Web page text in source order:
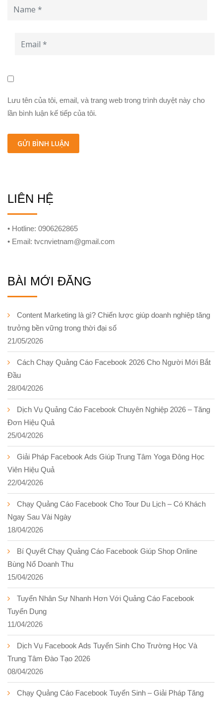
Lưu tên của tôi, email, và trang web trong trình duyệt này cho
lần bình luận kế tiếp của tôi.
LIÊN HỆ
• Hotline: 0906262865
• Email: tvcnvietnam@gmail.com
BÀI MỚI ĐĂNG
Content Marketing là gì? Chiến lược giúp doanh nghiệp tăng
trưởng bền vững trong thời đại số
21/05/2026
Cách Chạy Quảng Cáo Facebook 2026 Cho Người Mới Bắt
Đầu
28/04/2026
Dịch Vụ Quảng Cáo Facebook Chuyên Nghiệp 2026 – Tăng
Đơn Hiệu Quả
25/04/2026
Giải Pháp Facebook Ads Giúp Trung Tâm Yoga Đông Học
Viên Hiệu Quả
22/04/2026
Chạy Quảng Cáo Facebook Cho Tour Du Lịch – Có Khách
Ngay Sau Vài Ngày
18/04/2026
Bí Quyết Chạy Quảng Cáo Facebook Giúp Shop Online
Bùng Nổ Doanh Thu
15/04/2026
Tuyển Nhân Sự Nhanh Hơn Với Quảng Cáo Facebook
Tuyển Dụng
11/04/2026
Dịch Vụ Facebook Ads Tuyển Sinh Cho Trường Học Và
Trung Tâm Đào Tạo 2026
08/04/2026
Chạy Quảng Cáo Facebook Tuyển Sinh – Giải Pháp Tăng